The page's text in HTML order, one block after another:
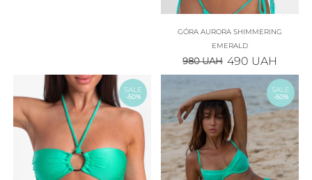
GÓRA AURORA SHIMMERING
EMERALD
980UAH 490 UAH
SALE
-50%
SALE
-50%